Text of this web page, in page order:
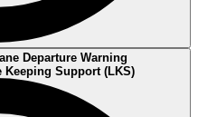
basieren auf
dazu beitragen, Auffahrunfälle
zu
deutlich zu mindern. Bei
Departure Warning
Keeping Support (LKS)